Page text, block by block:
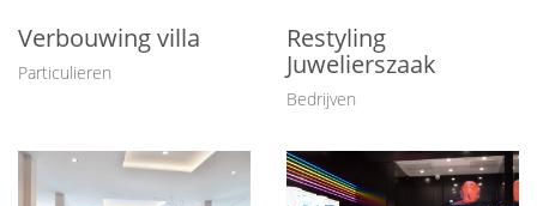
Verbouwing villa
Particulieren
Restyling
Juwelierszaak
Bedrijven